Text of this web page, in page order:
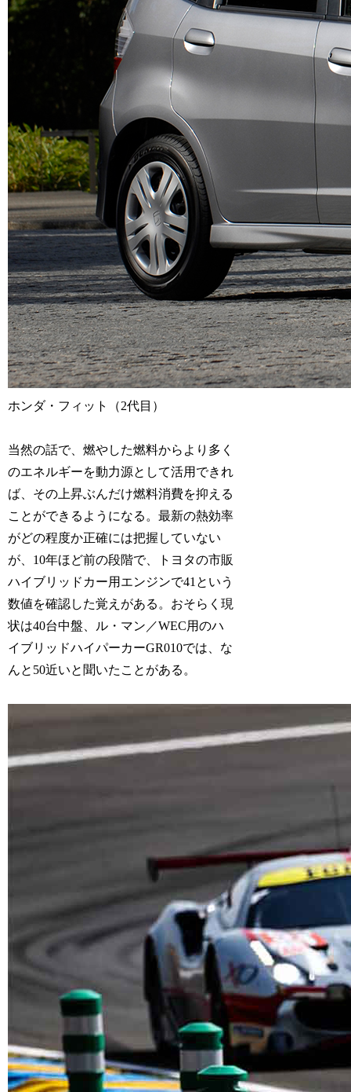
ホンダ・フィット（2代目）
当然の話で、燃やした燃料からより多く
のエネルギーを動力源として活用できれ
ば、その上昇ぶんだけ燃料消費を抑える
ことができるようになる。最新の熱効率
がどの程度か正確には把握していない
が、10年ほど前の段階で、トヨタの市販
ハイブリッドカー用エンジンで41という
数値を確認した覚えがある。おそらく現
状は40台中盤、ル・マン／WEC用のハ
イブリッドハイパーカーGR010では、な
んと50近いと聞いたことがある。